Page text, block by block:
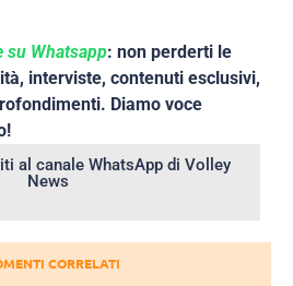
su Whatsapp: non perderti le
interviste, contenuti esclusivi,
Diamo voce
al canale WhatsApp di Volley
News
CORRELATI